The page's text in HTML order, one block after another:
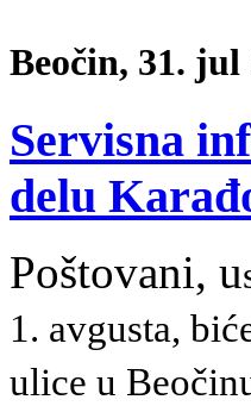
Beočin, 31. jul
Servisna
delu
Poštovani, u
1. avgusta,
ulice u